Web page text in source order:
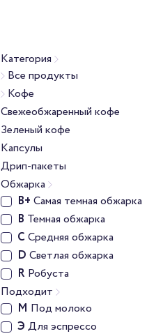
Категория
Все продукты
Кофе
Свежеобжаренный кофе
Зеленый кофе
Капсулы
Дрип-пакеты
Обжарка
B+ Самая темная обжарка
B Темная обжарка
C Средняя обжарка
D Светлая обжарка
R Робуста
Подходит
М Под молоко
Э Для эспрессо